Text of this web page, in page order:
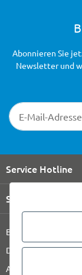
Newsletter-
Abonnieren Sie
Newsletter und
Service Hotline
Shop Service
Datenschutz
AGB